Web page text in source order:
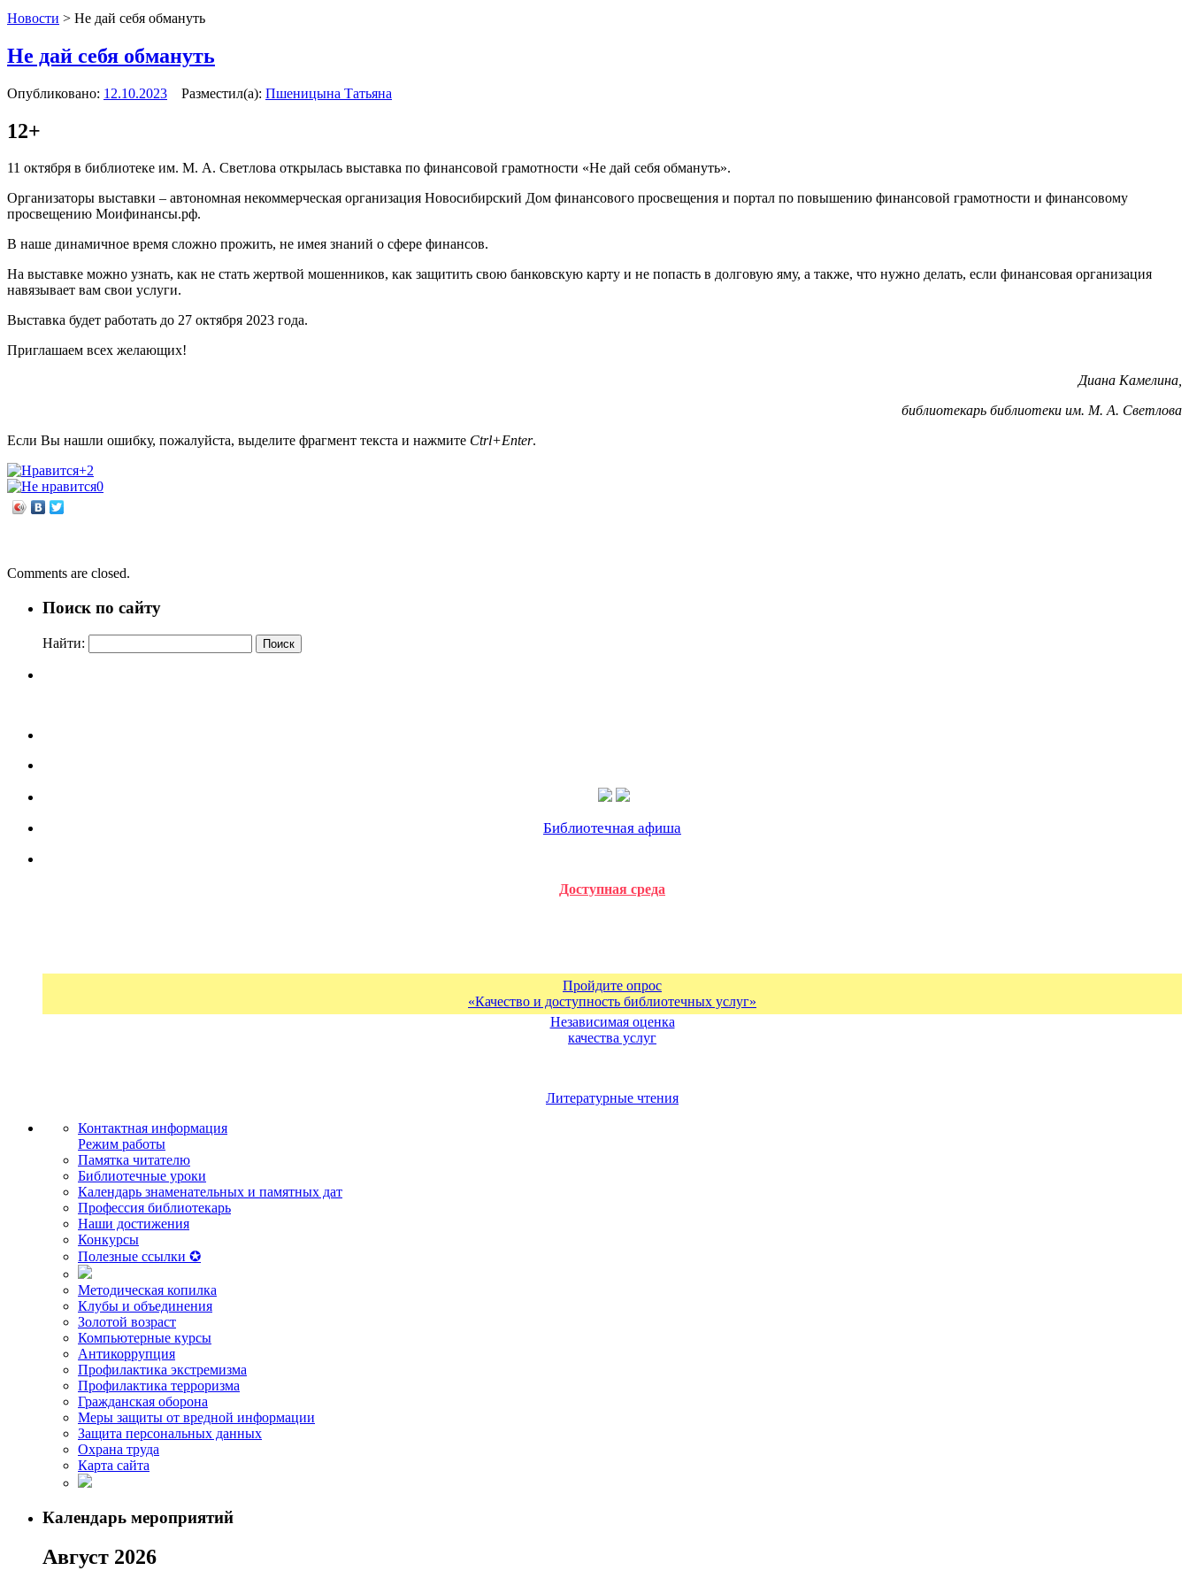
Новости > Не дай себя обмануть
Не дай себя обмануть
Опубликовано: 12.10.2023 Разместил(а): Пшеницына Татьяна
12+
11 октября в библиотеке им. М. А. Светлова открылась выставка по финансовой грамотности «Не дай себя обмануть».
Организаторы выставки – автономная некоммерческая организация Новосибирский Дом финансового просвещения и портал по повышению финансовой грамотности и финансовому
просвещению Моифинансы.рф.
В наше динамичное время сложно прожить, не имея знаний о сфере финансов.
На выставке можно узнать, как не стать жертвой мошенников, как защитить свою банковскую карту и не попасть в долговую яму, а также, что нужно делать, если финансовая организация
навязывает вам свои услуги.
Выставка будет работать до 27 октября 2023 года.
Приглашаем всех желающих!
Диана Камелина,
библиотекарь библиотеки им. М. А. Светлова
Если Вы нашли ошибку, пожалуйста, выделите фрагмент текста и нажмите Ctrl+Enter.
+2
0
Comments are closed.
Поиск по сайту
Найти:
Библиотечная афиша
Доступная среда
Пройдите опрос
«Качество и доступность библиотечных услуг»
Независимая оценка
качества услуг
Литературные чтения
Контактная информация
Режим работы
Памятка читателю
Библиотечные уроки
Календарь знаменательных и памятных дат
Профессия библиотекарь
Наши достижения
Конкурсы
Полезные ссылки ✪
Методическая копилка
Клубы и объединения
Золотой возраст
Компьютерные курсы
Антикоррупция
Профилактика экстремизма
Профилактика терроризма
Гражданская оборона
Меры защиты от вредной информации
Защита персональных данных
Охрана труда
Карта сайта
Календарь мероприятий
Август 2026